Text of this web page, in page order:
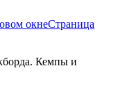
окнеСтраница
Кемпы и